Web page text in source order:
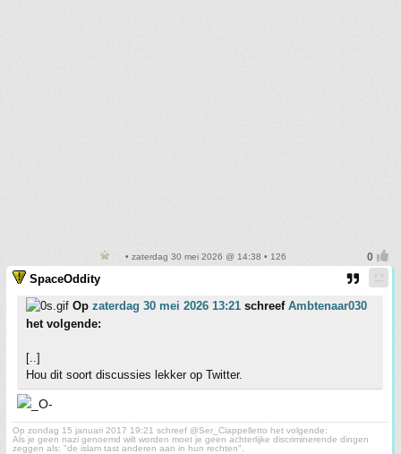
• zaterdag 30 mei 2026 @ 14:38 • 126
SpaceOddity
Op zaterdag 30 mei 2026 13:21 schreef Ambtenaar030
het volgende:
[..]
Hou dit soort discussies lekker op Twitter.
Op zondag 15 januari 2017 19:21 schreef @Ser_Ciappelletto het volgende:
Als je geen nazi genoemd wilt worden moet je geen achterlijke discriminerende dingen
zeggen als: "de islam tast anderen aan in hun rechten".